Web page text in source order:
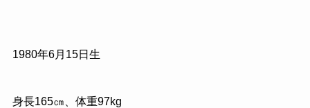
1980年6月 15日生
身長165㎝、体重97kg